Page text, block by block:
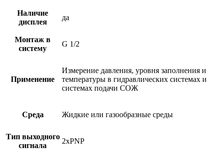
Наличие
дисплея
да
Монтаж в
систему
G 1/2
Применение
Измерение давления, уровня заполнения и
температуры в гидравлических системах и
системах подачи СОЖ
Среда Жидкие или газообразные среды
Тип выходного
сигнала
2xPNP